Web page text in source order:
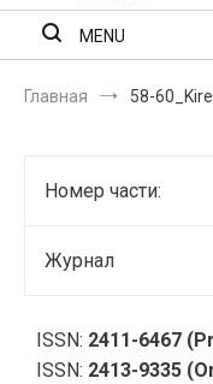
MENU
Главная 58-
Номер части:
Журнал
ISSN: 2411-6467
ISSN: 2413-9335